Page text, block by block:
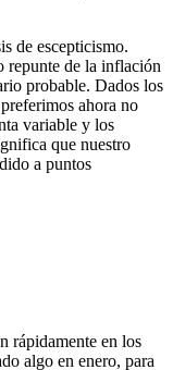
de escepticismo.
repunte de la inflación
probable. Dados los
ahora no
variable y los
que nuestro
a puntos
rápidamente en los
algo en enero, para